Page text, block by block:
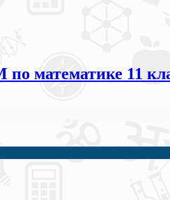
математике 11